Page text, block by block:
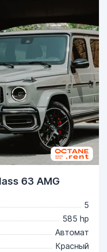
63 AMG
5
585 hp
Автомат
Красный